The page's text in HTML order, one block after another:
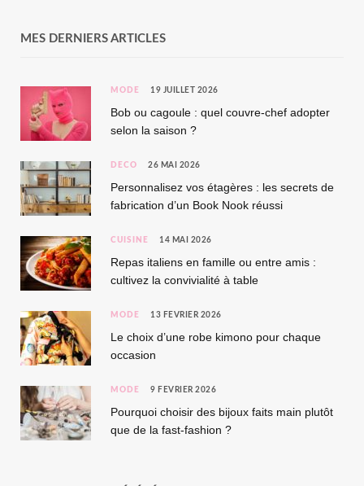
MES DERNIERS ARTICLES
MODE 19 JUILLET 2026
Bob ou cagoule : quel couvre-chef adopter
selon la saison ?
DÉCO 26 MAI 2026
Personnalisez vos étagères : les secrets de
fabrication d’un Book Nook réussi
CUISINE 14 MAI 2026
Repas italiens en famille ou entre amis :
cultivez la convivialité à table
MODE 13 FÉVRIER 2026
Le choix d’une robe kimono pour chaque
occasion
MODE 9 FÉVRIER 2026
Pourquoi choisir des bijoux faits main plutôt
que de la fast-fashion ?